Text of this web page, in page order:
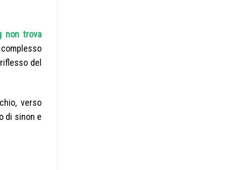
non trova
del
verso
di sinon e